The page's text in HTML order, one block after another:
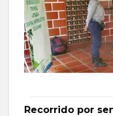
Recorrido por